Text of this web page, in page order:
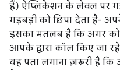
हैं) ऐप्लिकेशन के लेवल पर
गड़बड़ी को छिपा देता है-
इसका मतलब है कि अगर
आपके द्वारा कॉल किए जा
यह पता लगाना ज़रूरी है